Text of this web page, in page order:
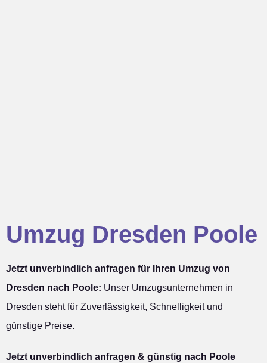
Umzug Dresden Poole
Jetzt unverbindlich anfragen für Ihren Umzug von
Dresden nach Poole: Unser Umzugsunternehmen in
Dresden steht für Zuverlässigkeit, Schnelligkeit und
günstige Preise.
Jetzt unverbindlich anfragen & günstig nach Poole